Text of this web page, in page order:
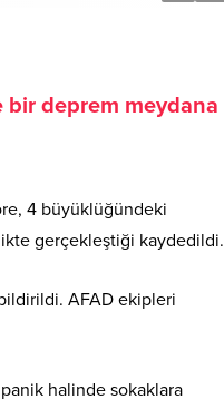
bir deprem meydana
4 büyüklüğündeki
gerçekleştiği kaydedildi.
AFAD ekipleri
halinde sokaklara